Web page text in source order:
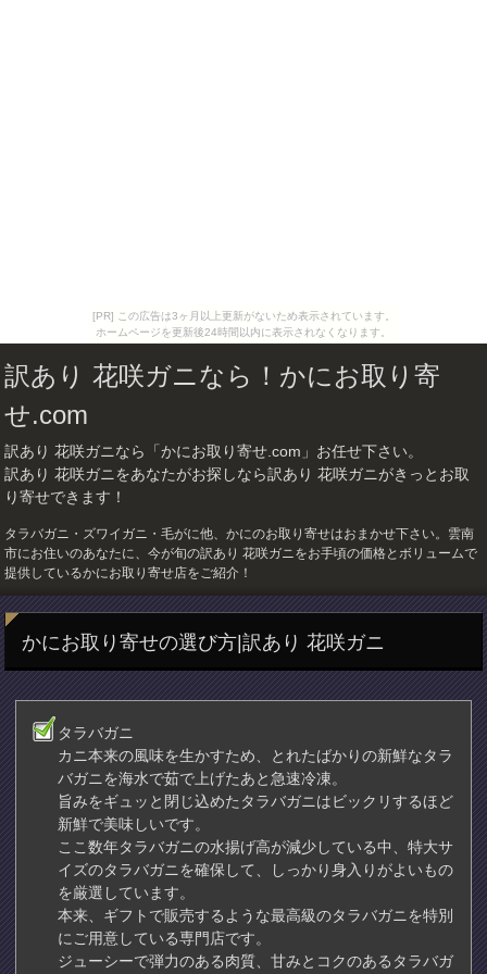
[PR] この広告は3ヶ月以上更新がないため表示されています。
ホームページを更新後24時間以内に表示されなくなります。
訳あり 花咲ガニなら！かにお取り寄
せ.com
訳あり 花咲ガニなら「かにお取り寄せ.com」お任せ下さい。
訳あり 花咲ガニをあなたがお探しなら訳あり 花咲ガニがきっとお取
り寄せできます！
タラバガニ・ズワイガニ・毛がに他、かにのお取り寄せはおまかせ下さい。雲南
市にお住いのあなたに、今が旬の訳あり 花咲ガニをお手頃の価格とボリュームで
提供しているかにお取り寄せ店をご紹介！
かにお取り寄せの選び方|訳あり 花咲ガニ
タラバガニ
カニ本来の風味を生かすため、とれたばかりの新鮮なタラ
バガニを海水で茹で上げたあと急速冷凍。
旨みをギュッと閉じ込めたタラバガニはビックリするほど
新鮮で美味しいです。
ここ数年タラバガニの水揚げ高が減少している中、特大サ
イズのタラバガニを確保して、しっかり身入りがよいもの
を厳選しています。
本来、ギフトで販売するような最高級のタラバガニを特別
にご用意している専門店です。
ジューシーで弾力のある肉質、甘みとコクのあるタラバガ